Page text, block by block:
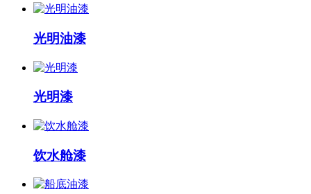
光明油漆
光明漆
饮水舱漆